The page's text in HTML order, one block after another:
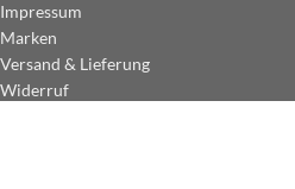
Impressum
Marken
Versand & Lieferung
Widerruf